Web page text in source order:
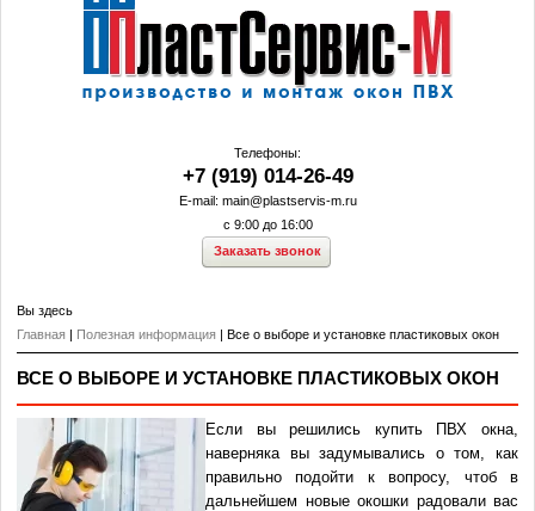
Телефоны:
+7 (919) 014-26-49
E-mail: main@plastservis-m.ru
с 9:00 до 16:00
Заказать звонок
Вы здесь
Главная | Полезная информация | Все о выборе и установке пластиковых окон
ВСЕ О ВЫБОРЕ И УСТАНОВКЕ ПЛАСТИКОВЫХ ОКОН
Если вы решились купить ПВХ окна,
наверняка вы задумывались о том, как
правильно подойти к вопросу, чтоб в
дальнейшем новые окошки радовали вас